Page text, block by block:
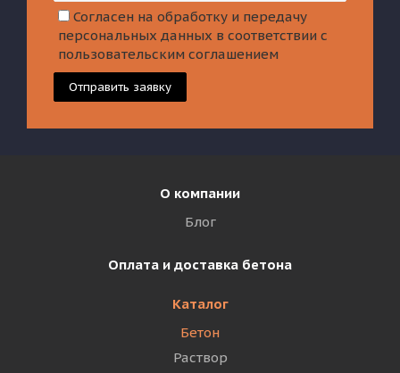
Согласен на обработку и передачу
персональных данных в соответствии с
пользовательским соглашением
Отправить заявку
О компании
Блог
Оплата и доставка бетона
Каталог
Бетон
Раствор